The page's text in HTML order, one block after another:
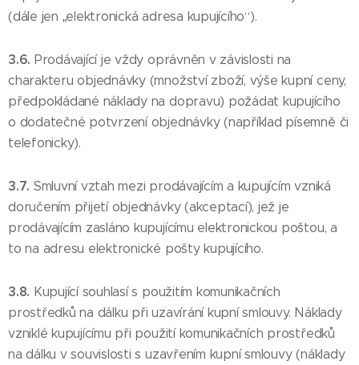
(dále jen „elektronická adresa kupujícího“).
3.6. Prodávající je vždy oprávněn v závislosti na
charakteru objednávky (množství zboží, výše kupní ceny,
předpokládané náklady na dopravu) požádat kupujícího
o dodatečné potvrzení objednávky (například písemně či
telefonicky).
3.7. Smluvní vztah mezi prodávajícím a kupujícím vzniká
doručením přijetí objednávky (akceptací), jež je
prodávajícím zasláno kupujícímu elektronickou poštou, a
to na adresu elektronické pošty kupujícího.
3.8. Kupující souhlasí s použitím komunikačních
prostředků na dálku při uzavírání kupní smlouvy. Náklady
vzniklé kupujícímu při použití komunikačních prostředků
na dálku v souvislosti s uzavřením kupní smlouvy (náklady